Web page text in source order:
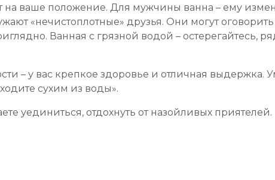
на ваше положение. Для мужчины ванна – ему
«нечистоплотные» друзья. Они могут оговорить
Ванная с грязной водой – остерегайтесь,
– у вас крепкое здоровье и отличная выдержка.
сухим из воды».
уединиться, отдохнуть от назойливых приятелей.